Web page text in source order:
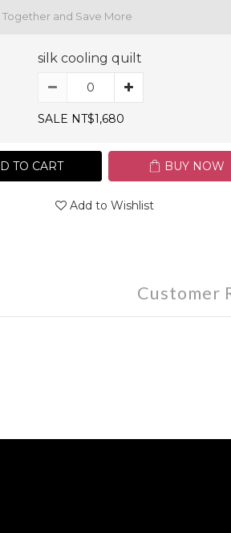
Together and Save More
silk cooling quilt
SALE NT$1,680
TO CART BUY NOW
Add to Wishlist
Customer